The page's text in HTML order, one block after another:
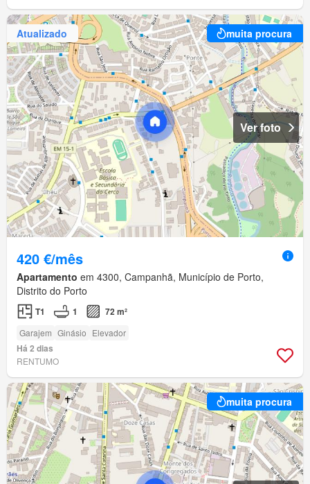
Atualizado muita procura
Ver foto
420 €/mês
Apartamento em 4300, Campanhã, Município de Porto,
Distrito do Porto
T1 1 72 m²
Garajem Ginásio Elevador
Há 2 dias
RENTUMO
muita procura